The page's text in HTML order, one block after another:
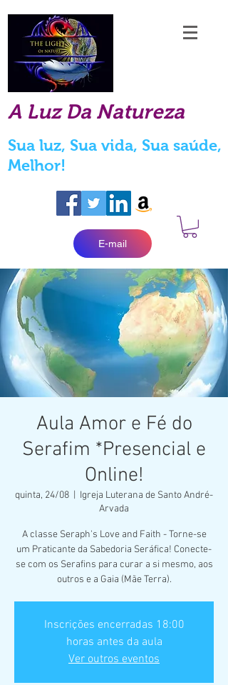
A Luz Da Natureza
Sua luz, Sua vida, Sua saúde,
Melhor!
E-mail
Aula Amor e Fé do
Serafim *Presencial e
Online!
quinta, 24/08
Igreja Luterana de Santo André-
Arvada
A classe Seraph's Love and Faith - Torne-se
um Praticante da Sabedoria Seráfica! Conecte-
se com os Serafins para curar a si mesmo, aos
outros e a Gaia (Mãe Terra).
Inscrições encerradas 18:00
horas antes da aula
Ver outros eventos